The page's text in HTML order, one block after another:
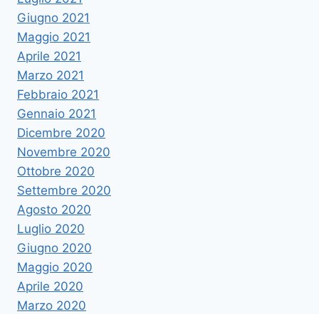
Giugno 2021
Maggio 2021
Aprile 2021
Marzo 2021
Febbraio 2021
Gennaio 2021
Dicembre 2020
Novembre 2020
Ottobre 2020
Settembre 2020
Agosto 2020
Luglio 2020
Giugno 2020
Maggio 2020
Aprile 2020
Marzo 2020